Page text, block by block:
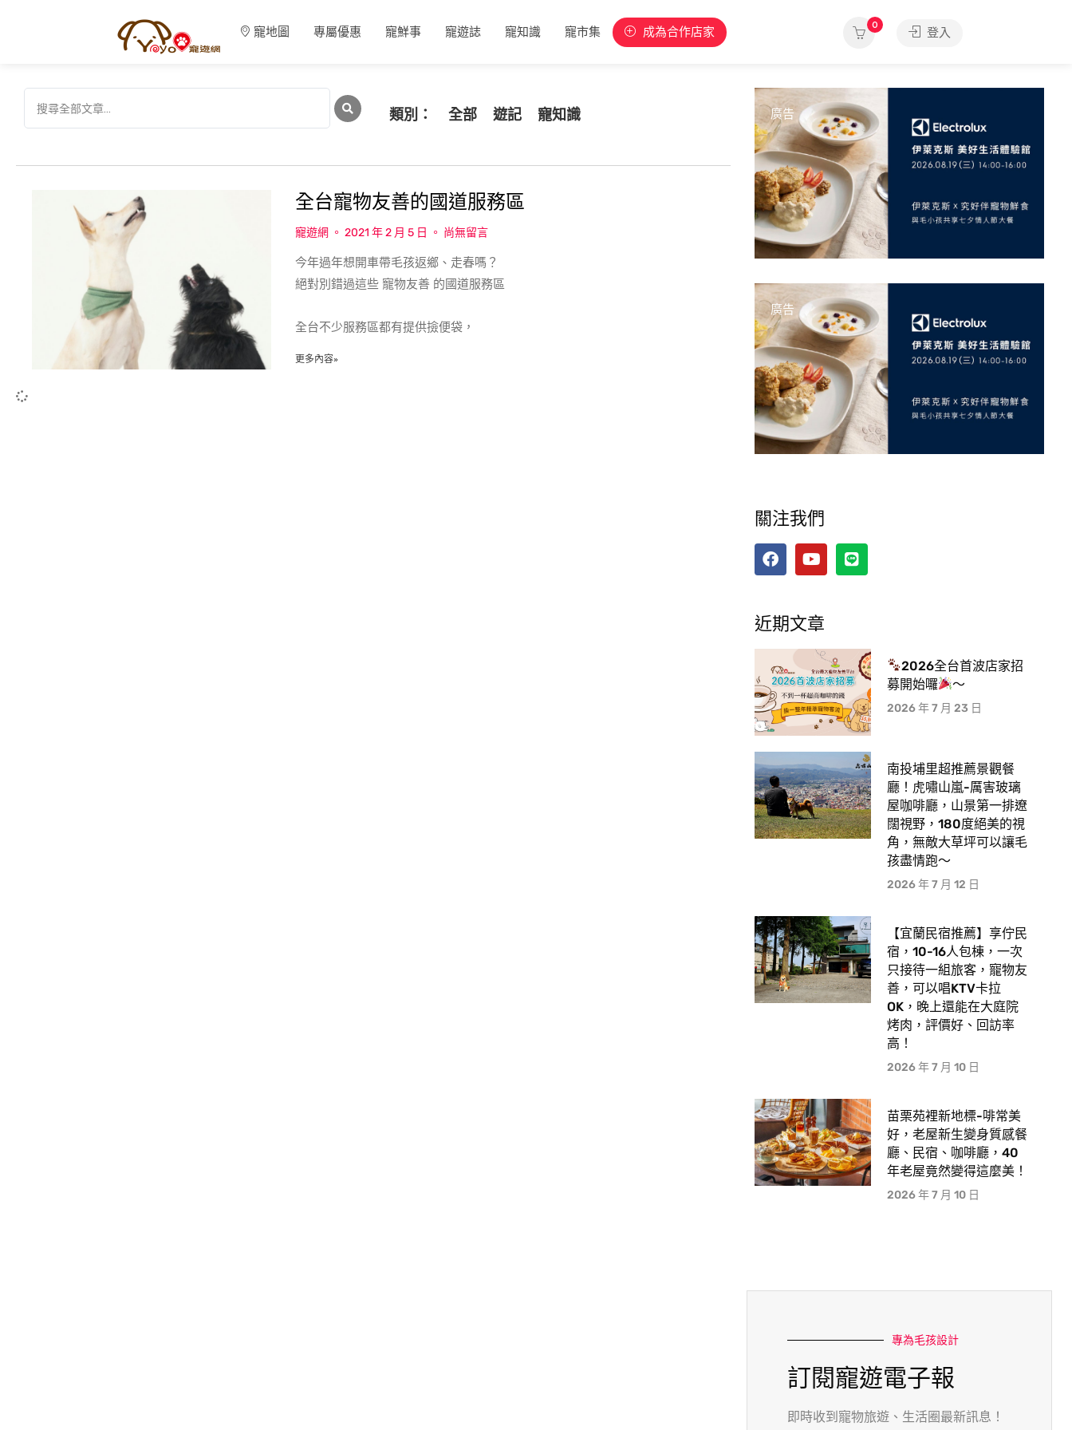
寵地圖 專屬優惠 寵鮮事 寵遊誌 寵知識 寵市集 成為合作店家 0
登入
類別： 全部 遊記 寵知識
全台寵物友善的國道服務區​
寵遊網 2021 年 2 月 5 日 尚無留言
今年過年想開車帶毛孩返鄉、走春嗎？​
絕對別錯過這些 寵物友善 的國道服務區​
全台不少服務區都有提供撿便袋，​
更多內容»
廣告
廣告
關注我們
近期文章
2026全台首波店家招
募開始囉
～
2026 年 7 月 23 日
南投埔里超推薦景觀餐
廳！虎嘯山嵐-厲害玻璃
屋咖啡廳，山景第一排遼
闊視野，180度絕美的視
角，無敵大草坪可以讓毛
孩盡情跑〜
2026 年 7 月 12 日
【宜蘭民宿推薦】享佇民
宿，10-16人包棟，一次
只接待一組旅客，寵物友
善，可以唱KTV卡拉
OK，晚上還能在大庭院
烤肉，評價好、回訪率
高！
2026 年 7 月 10 日
苗栗苑裡新地標-啡常美
好，老屋新生變身質感餐
廳、民宿、咖啡廳，40
年老屋竟然變得這麼美！
2026 年 7 月 10 日
專為毛孩設計
訂閱寵遊電子報
即時收到寵物旅遊、生活圈最新訊息！